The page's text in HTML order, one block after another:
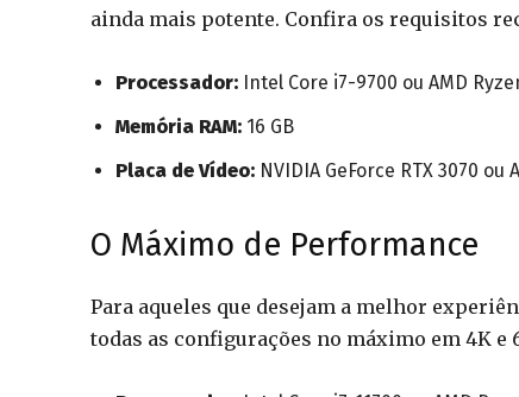
ainda mais potente. Confira os requisitos
Processador: Intel Core i7-9700 ou AMD
Memória RAM: 16 GB
Placa de Vídeo: NVIDIA GeForce RTX 3070 ou
O Máximo de Performance
Para aqueles que desejam a melhor
todas as configurações no máximo em 4K e